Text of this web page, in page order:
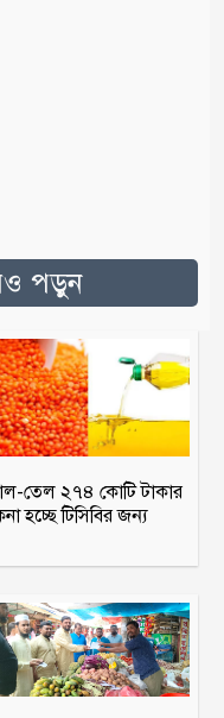
পড়ুন
তেল ২৭৪ কোটি টাকার
হচ্ছে টিসিবির জন্য